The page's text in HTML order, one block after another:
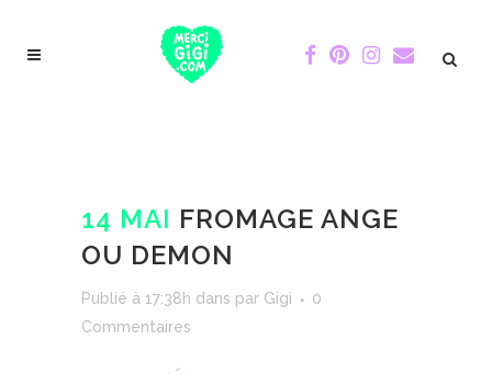
14 MAI FROMAGE ANGE
OU DEMON
Publié à 17:38h dans par Gigi
0
Commentaires